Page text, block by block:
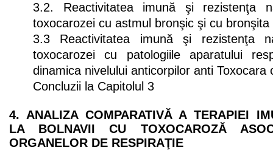
3.2. Reactivitatea imună şi rezistenţa
toxocarozei cu astmul bronşic şi cu bronşita
3.3 Reactivitatea imună şi rezistenţa
toxocarozei cu patologiile aparatului
dinamica nivelului anticorpilor anti Toxocara
Concluzii la Capitolul 3
4. ANALIZA COMPARATIVĂ A TERAPIEI
LA BOLNAVII CU TOXOCAROZĂ
ORGANELOR DE RESPIRAŢIE